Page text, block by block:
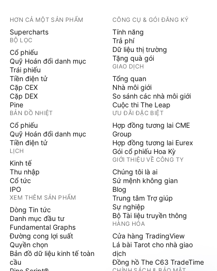
HƠN CẢ MỘT SẢN PHẨM
Supercharts
BỘ LỌC
Cổ phiếu
Quỹ Hoán đổi danh mục
Trái phiếu
Tiền điện tử
Cặp CEX
Cặp DEX
Pine
BẢN ĐỒ NHIỆT
Cổ phiếu
Quỹ Hoán đổi danh mục
Tiền điện tử
LỊCH
Kinh tế
Thu nhập
Cổ tức
IPO
XEM THÊM SẢN PHẨM
Dòng Tin tức
Danh mục đầu tư
Fundamental Graphs
Đường cong lợi suất
Quyền chọn
Bản đồ dữ liệu kinh tế toàn
cầu
CÔNG CỤ & GÓI ĐĂNG KÝ
Tính năng
Trả phí
Dữ liệu thị trường
Tặng quà gói
GIAO DỊCH
Tổng quan
Nhà môi giới
So sánh các nhà môi giới
Cuộc thi The Leap
ƯU ĐÃI ĐẶC BIỆT
Hợp đồng tương lai CME
Group
Hợp đồng tương lai Eurex
Gói cổ phiếu Hoa Kỳ
GIỚI THIỆU VỀ CÔNG TY
Chúng tôi là ai
Sứ mệnh không gian
Blog
Trung tâm Trợ giúp
Sự nghiệp
Bộ Tài liệu truyền thông
HÀNG HÓA
Cửa hàng TradingView
Lá bài Tarot cho nhà giao
dịch
Đồng hồ The C63 TradeTime